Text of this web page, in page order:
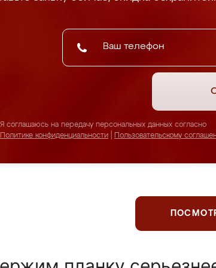
Я соглашаюсь на передачу персональных данных согласно
Политике конфиденциальности
Пользовательскому